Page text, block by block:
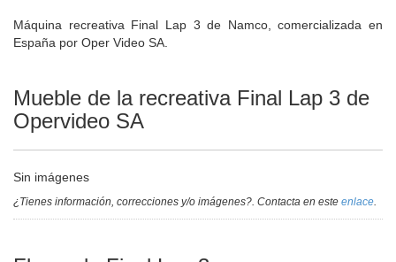
Máquina recreativa Final Lap 3 de Namco, comercializada en
España por Oper Video SA.
Mueble de la recreativa Final Lap 3 de
Opervideo SA
Sin imágenes
¿Tienes información, correcciones y/o imágenes?. Contacta en este enlace.